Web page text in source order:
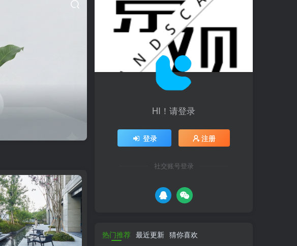
HI！请登录
登录 注册
社交账号登录
热门推荐 最近更新 猜你喜欢